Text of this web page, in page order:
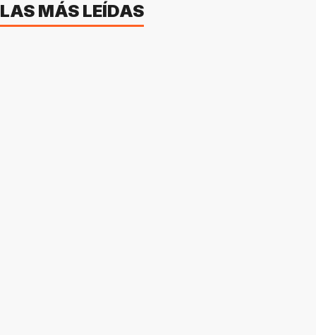
LAS MÁS LEÍDAS